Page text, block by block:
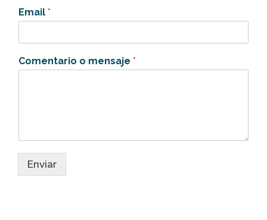
C
o
e
t
Email *
Comentario o mensaje *
Enviar